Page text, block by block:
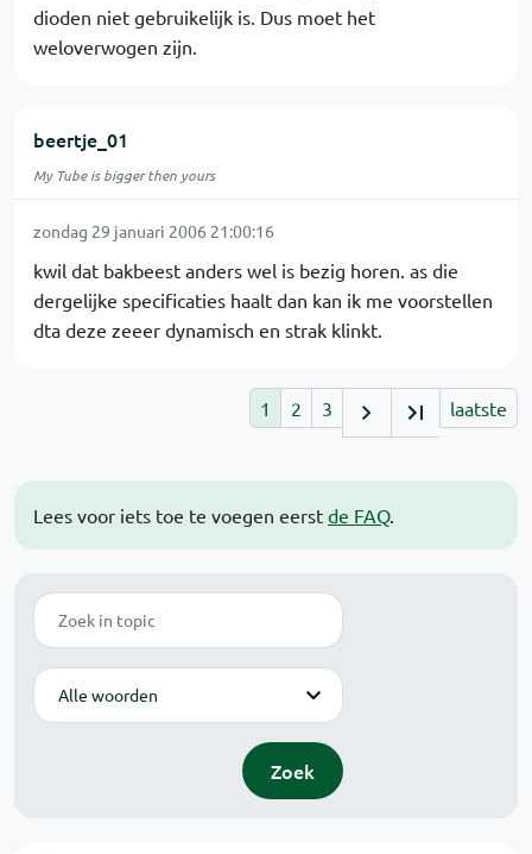
Lees voor iets toe te voegen eerst de FAQ.
Zoek
Modus
Zoek
dioden niet gebruikelijk is. Dus moet het
weloverwogen zijn.
beertje_01
My Tube is bigger then yours
zondag 29 januari 2006 21:00:16
kwil dat bakbeest anders wel is bezig horen. as die
dergelijke specificaties haalt dan kan ik me voorstellen
dta deze zeeer dynamisch en strak klinkt.
1 2 3 laatste